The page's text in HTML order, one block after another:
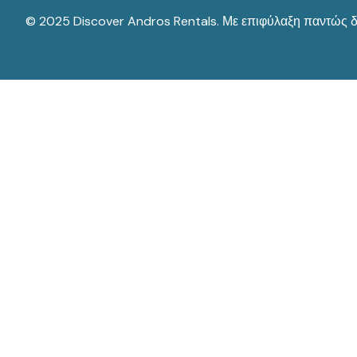
© 2025 Discover Andros Rentals. Με επιφύλαξη παντώς